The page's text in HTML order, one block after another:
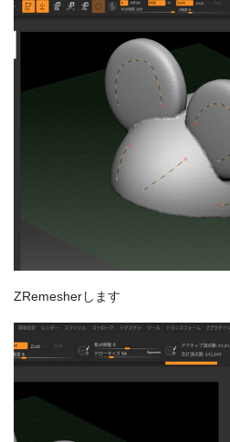
ZRemesherします